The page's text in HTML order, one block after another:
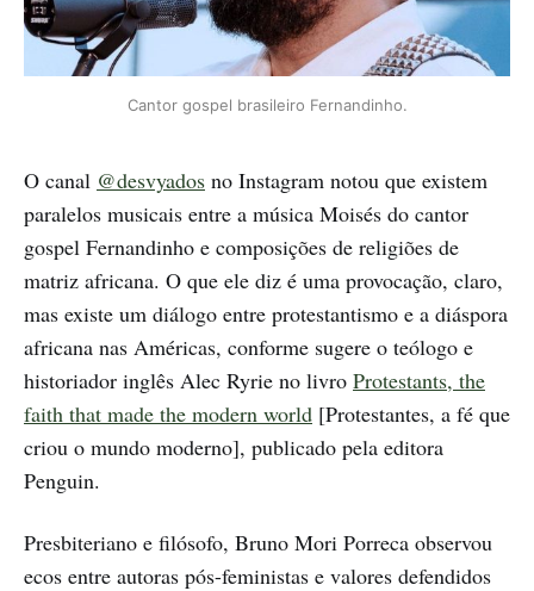
Cantor gospel brasileiro Fernandinho.
O canal @desvyados no Instagram notou que existem
paralelos musicais entre a música Moisés do cantor
gospel Fernandinho e composições de religiões de
matriz africana. O que ele diz é uma provocação, claro,
mas existe um diálogo entre protestantismo e a diáspora
africana nas Américas, conforme sugere o teólogo e
historiador inglês Alec Ryrie no livro Protestants, the
faith that made the modern world [Protestantes, a fé que
criou o mundo moderno], publicado pela editora
Penguin.
Presbiteriano e filósofo, Bruno Mori Porreca observou
ecos entre autoras pós-feministas e valores defendidos